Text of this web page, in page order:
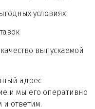
условиях
выпускаемой
адрес
и мы его оперативно
и ответим.